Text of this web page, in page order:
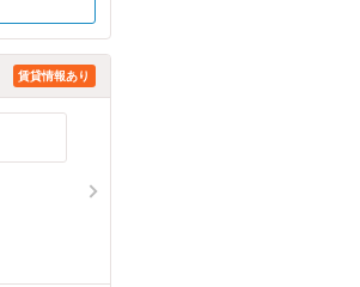
賃貸情報あり